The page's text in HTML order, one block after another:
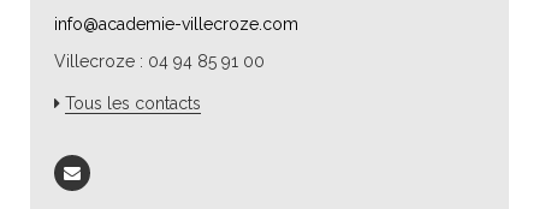
info@academie-villecroze.com
Villecroze : 04 94 85 91 00
Tous les contacts